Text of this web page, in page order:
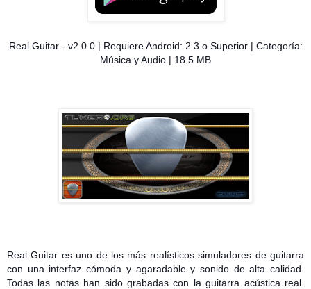
Real Guitar - v2.0.0 | Requiere Android: 2.3 o Superior | Categoría:
Música y Audio | 18.5 MB
Real Guitar es uno de los más realísticos simuladores de guitarra
con una interfaz cómoda y agaradable y sonido de alta calidad.
Todas las notas han sido grabadas con la guitarra acústica real.